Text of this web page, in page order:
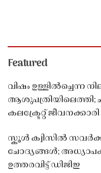
Featured
വിഷം ഉള്ളിൽച്ചെന്ന
ആശുപത്രിയിലെത്തി;
കലക്ട്രേറ്റ് ജീവനക്കാരി
സ്കൂൾ ക്വിസിൽ
ചോദ്യങ്ങൾ;
ഉത്തരവിട്ട് ഡിജിഇ